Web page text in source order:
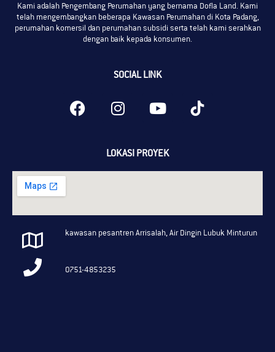
Kami adalah Pengembang Perumahan yang bernama Dofla Land. Kami
telah mengembangkan beberapa Kawasan Perumahan di Kota Padang,
perumahan komersil dan perumahan subsidi serta telah kami serahkan
dengan baik kepada konsumen.
SOCIAL LINK
LOKASI PROYEK
kawasan pesantren Arrisalah, Air Dingin Lubuk Minturun
0751-4853235